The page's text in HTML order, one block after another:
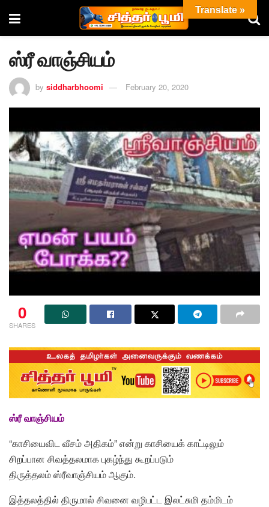
ஸ்ரீ வாஞ்சியம்
by siddharbhoomi February 20, 2020
0
SHARES
ஸ்ரீ வாஞ்சியம்
“காசியைவிட வீசம் அதிகம்” என்று காசியைக் காட்டிலும்
சிறப்பான சிவத்தலமாக புகழ்ந்து கூறப்படும்
திருத்தலம்ஸ்ரீவாஞ்சியம்ஆகும்.
இத்தலத்தில் திருமால் சிவனை வழிபட்ட இலட்சுமி தம்மிடம்
Translate »